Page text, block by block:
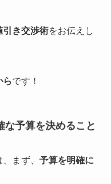
引き交渉術をお伝えし
らです！
な予算を決めること
まず、 予算を明確に